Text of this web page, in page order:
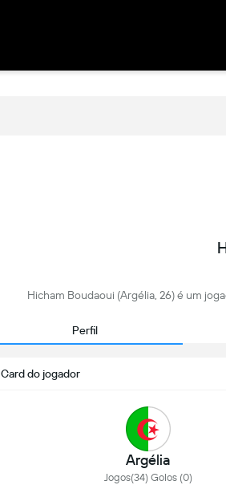
Hicham Boudaoui (Argélia, 26) é um
Perfil
Card do jogador
Argélia
Jogos(34) Golos (0)